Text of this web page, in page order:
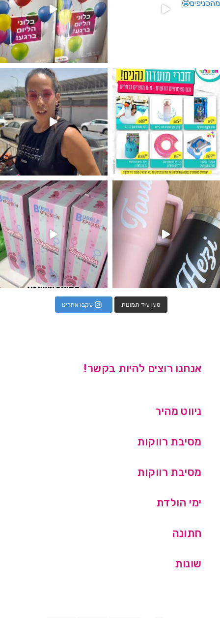
מין העובר רק במסיבלנד !! קיים
מטף לגילוי מין העובר חזר למלא
טען עוד תמונות עקבו אחרינו
אנחנו רוצים להיות בקשר!
ניווט מהיר
מסיבת רווקות
מסיבת רווקות
ימי הולדת
חתונה
שונות